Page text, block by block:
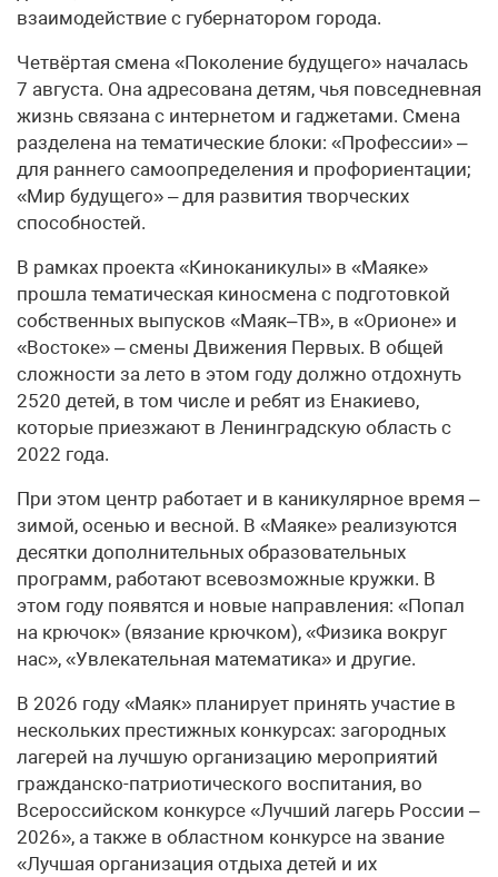
взаимодействие с губернатором города.
Четвёртая смена «Поколение будущего» началась
7 августа. Она адресована детям, чья повседневная
жизнь связана с интернетом и гаджетами. Смена
разделена на тематические блоки: «Профессии» –
для раннего самоопределения и профориентации;
«Мир будущего» – для развития творческих
способностей.
В рамках проекта «Киноканикулы» в «Маяке»
прошла тематическая киносмена с подготовкой
собственных выпусков «Маяк–ТВ», в «Орионе» и
«Востоке» – смены Движения Первых. В общей
сложности за лето в этом году должно отдохнуть
2520 детей, в том числе и ребят из Енакиево,
которые приезжают в Ленинградскую область с
2022 года.
При этом центр работает и в каникулярное время –
зимой, осенью и весной. В «Маяке» реализуются
десятки дополнительных образовательных
программ, работают всевозможные кружки. В
этом году появятся и новые направления: «Попал
на крючок» (вязание крючком), «Физика вокруг
нас», «Увлекательная математика» и другие.
В 2026 году «Маяк» планирует принять участие в
нескольких престижных конкурсах: загородных
лагерей на лучшую организацию мероприятий
гражданско-патриотического воспитания, во
Всероссийском конкурсе «Лучший лагерь России –
2026», а также в областном конкурсе на звание
«Лучшая организация отдыха детей и их